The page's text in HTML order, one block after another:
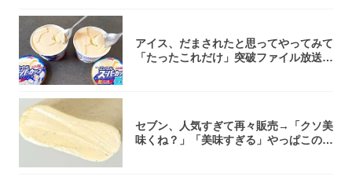
アイス、だまされたと思ってやってみて
「たったこれだけ」突破ファイル放送で
セブン、人気すぎて再々販売→「クソ美
味くね？」「美味すぎる」やっぱこのク